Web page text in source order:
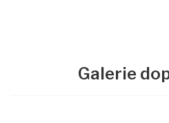
Galerie